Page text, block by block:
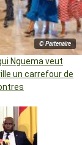
© Partenaire
Nguema veut
un carrefour de